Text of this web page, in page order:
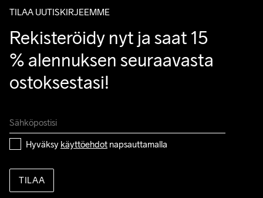
TILAA UUTISKIRJEEMME
Rekisteröidy nyt ja saat 15
% alennuksen seuraavasta
ostoksestasi!
Hyväksy käyttöehdot napsauttamalla
TILAA